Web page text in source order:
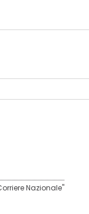
Nazionale"